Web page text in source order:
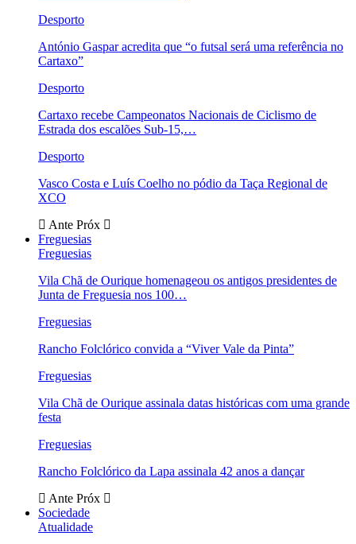
Desporto
António Gaspar acredita que “o futsal será uma referência no
Cartaxo”
Desporto
Cartaxo recebe Campeonatos Nacionais de Ciclismo de
Estrada dos escalões Sub-15,…
Desporto
Vasco Costa e Luís Coelho no pódio da Taça Regional de
XCO
Ante Próx
Freguesias
Freguesias
Vila Chã de Ourique homenageou os antigos presidentes de
Junta de Freguesia nos 100…
Freguesias
Rancho Folclórico convida a “Viver Vale da Pinta”
Freguesias
Vila Chã de Ourique assinala datas históricas com uma grande
festa
Freguesias
Rancho Folclórico da Lapa assinala 42 anos a dançar
Ante Próx
Sociedade
Atualidade